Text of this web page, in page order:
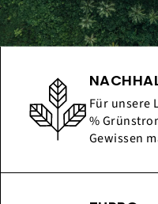
Für unsere
%
Gewissen